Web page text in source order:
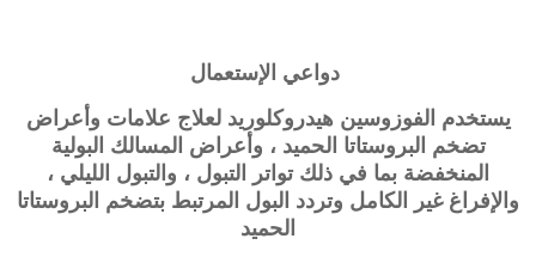
دواعي الإستعمال
يستخدم الفوزوسين هيدروكلوريد لعلاج علامات وأعراض
تضخم البروستاتا الحميد ، وأعراض المسالك البولية
المنخفضة بما في ذلك تواتر التبول ، والتبول الليلي ،
والإفراغ غير الكامل وتردد البول المرتبط بتضخم البروستاتا
الحميد